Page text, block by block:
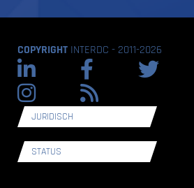
COPYRIGHT INTERDC - 2011-2026
JURIDISCH
STATUS